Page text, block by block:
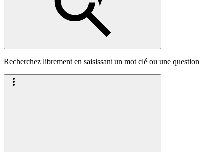
Recherchez librement en saisissant un mot clé ou une question